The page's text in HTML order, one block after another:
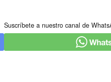
Suscríbete a nuestro canal de